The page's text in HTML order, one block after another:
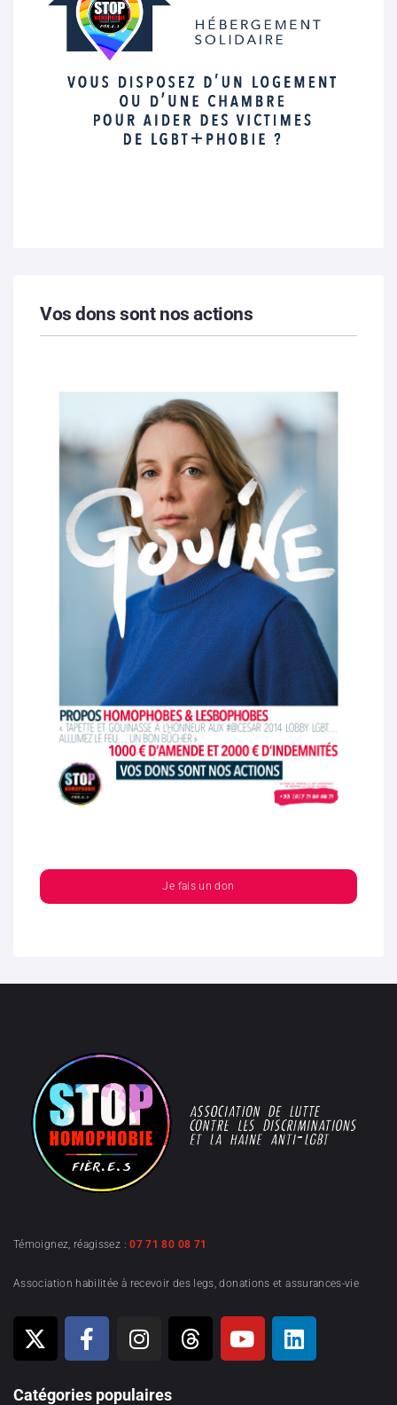
Vos dons sont nos actions
Je fais un don
Témoignez, réagissez :07 71 80 08 71
Association habilitée à recevoir des legs, donations et assurances-vie
Catégories populaires